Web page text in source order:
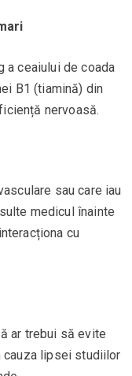
a ceaiului de coada
B1 (tiamină) din
nervoasă.
sau care iau
medicul înainte
cu
ar trebui să evite
cauza lipsei studiilor